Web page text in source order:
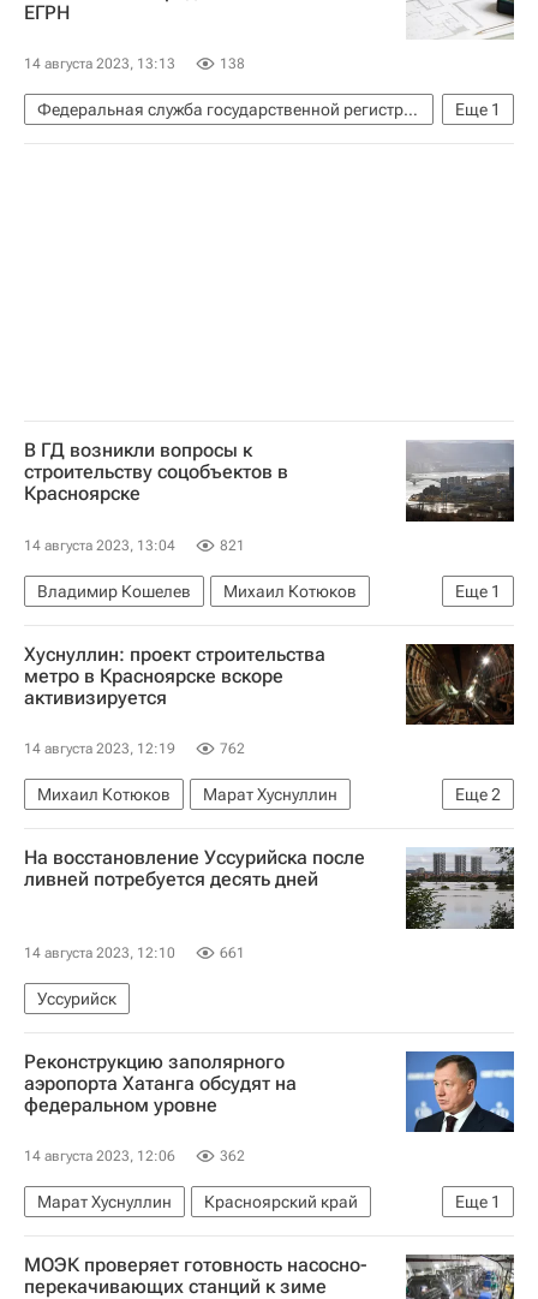
ЕГРН
14 августа 2023, 13:13 138
Еще 1
Федеральная служба государственной регистрации, кадастра и картографии (Росреестр)
Жилье
В ГД возникли вопросы к
строительству соцобъектов в
Красноярске
14 августа 2023, 13:04 821
Еще 1
Владимир Кошелев
Михаил Котюков
Красноярск
Хуснуллин: проект строительства
метро в Красноярске вскоре
активизируется
14 августа 2023, 12:19 762
Еще2
Михаил Котюков
Марат Хуснуллин
Красноярск
Метро
На восстановление Уссурийска после
ливней потребуется десять дней
14 августа 2023, 12:10 661
Уссурийск
Реконструкцию заполярного
аэропорта Хатанга обсудят на
федеральном уровне
14 августа 2023, 12:06 362
Еще 1
Марат Хуснуллин
Красноярский край
Аэропорты
МОЭК проверяет готовность насосно-
перекачивающих станций к зиме